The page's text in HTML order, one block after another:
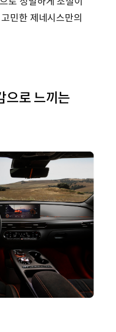
민한 제네시스만의
으로 느끼는